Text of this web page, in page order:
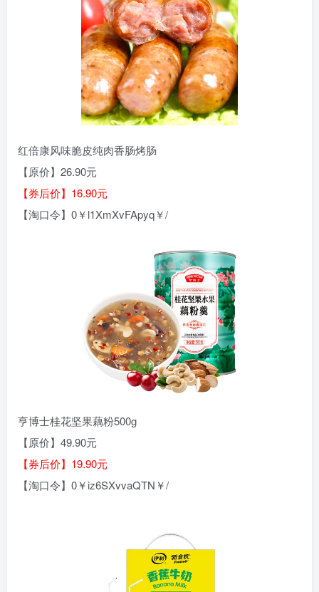
红倍康风味脆皮纯肉香肠烤肠
【原价】26.90元
【券后价】16.90元
【淘口令】0￥l1XmXvFApyq￥/
亨博士桂花坚果藕粉500g
【原价】49.90元
【券后价】19.90元
【淘口令】0￥iz6SXvvaQTN￥/